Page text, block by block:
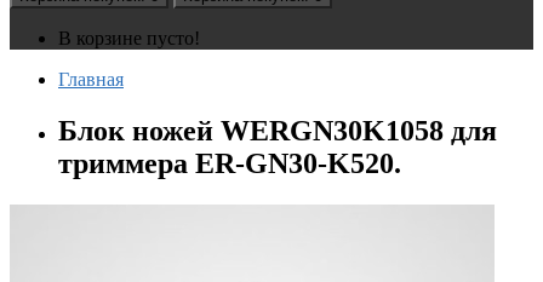
В корзине пусто!
Главная
Блок ножей WERGN30K1058 для
триммера ER-GN30-K520.